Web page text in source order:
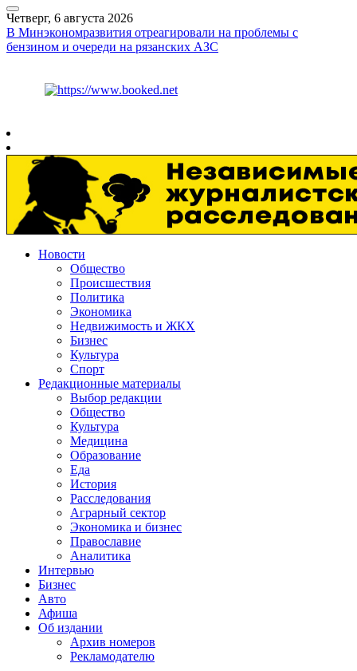
Четверг, 6 августа 2026
В Минэкономразвития отреагировали на проблемы с
бензином и очереди на рязанских АЗС
Новости
Общество
Происшествия
Политика
Экономика
Недвижимость и ЖКХ
Бизнес
Культура
Спорт
Редакционные материалы
Выбор редакции
Общество
Культура
Медицина
Образование
Еда
История
Расследования
Аграрный сектор
Экономика и бизнес
Православие
Аналитика
Интервью
Бизнес
Авто
Афиша
Об издании
Архив номеров
Рекламодателю